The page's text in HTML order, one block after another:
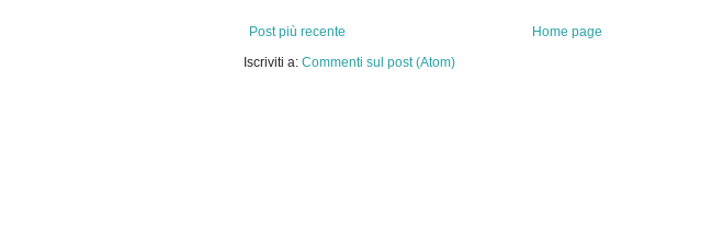
Post più recente
Home page
Iscriviti a: Commenti sul post (Atom)